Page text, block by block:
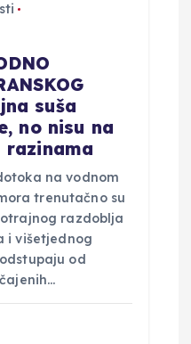
suša
no nisu na
razinama
na vodnom
trenutačno su
razdoblja
i višetjednog
od